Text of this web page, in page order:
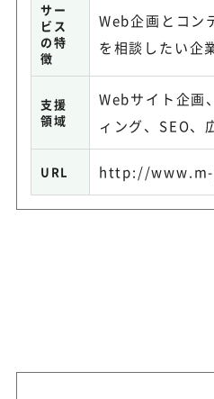
サー
ビス
の特
徴
Web企画とコン
を相談したい企
支援
領域
Webサイト企画
ィング、SEO、
URL http://